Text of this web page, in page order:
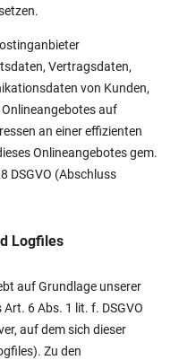
Vertragsdaten,
von Kunden,
auf
an einer effizienten
Onlineangebotes gem.
DSGVO (Abschluss
Logfiles
auf Grundlage unserer
6 Abs. 1 lit. f. DSGVO
auf dem sich dieser
Zu den